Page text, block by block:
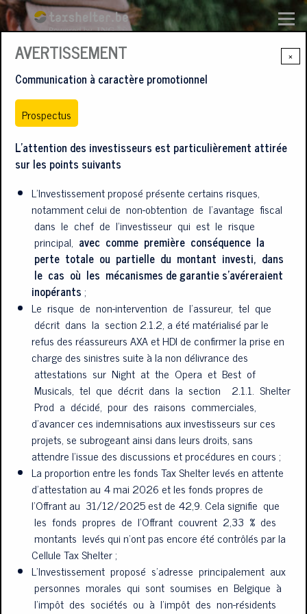
Aller au contenu principal
Menu
SIMULATION TAXSHELTER.BE
PROSPECTUS S'INSCRIRE
RÉDUISEZ VOS IMPÔTS
tout en soutenant le cinéma,
les arts de la scène et le gaming
×
AVERTISSEMENT
Communication à caractère promotionnel
Prospectus
L’attention des investisseurs est particulièrement attirée
sur les points suivants
L’Investissement proposé présente certains risques,
notamment celui de non-obtention de l’avantage fiscal
dans le chef de l’investisseur qui est le risque
principal, avec comme première conséquence la
perte totale ou partielle du montant investi, dans
le cas où les mécanismes de garantie s’avéreraient
inopérants ;
Le risque de non-intervention de l’assureur, tel que
décrit dans la section 2.1.2, a été matérialisé par le
refus des réassureurs AXA et HDI de confirmer la prise en
charge des sinistres suite à la non délivrance des
attestations sur Night at the Opera et Best of
Musicals, tel que décrit dans la section 2.1.1. Shelter
Prod a décidé, pour des raisons commerciales,
d’avancer ces indemnisations aux investisseurs sur ces
projets, se subrogeant ainsi dans leurs droits, sans
attendre l’issue des discussions et procédures en cours ;
La proportion entre les fonds Tax Shelter levés en attente
d’attestation au 4 mai 2026 et les fonds propres de
l’Offrant au 31/12/2025 est de 42,9. Cela signifie que
les fonds propres de l’Offrant couvrent 2,33 % des
montants levés qui n’ont pas encore été contrôlés par la
Cellule Tax Shelter ;
L’Investissement proposé s’adresse principalement aux
personnes morales qui sont soumises en Belgique à
l’impôt des sociétés ou à l’impôt des non-résidents
WE USE COOKIES ON THIS SITE TO ENHANCE YOUR USER
EXPERIENCE
By clicking the Accept button, you agree to us doing so. En savoir plus
Accepter
Non, merci.